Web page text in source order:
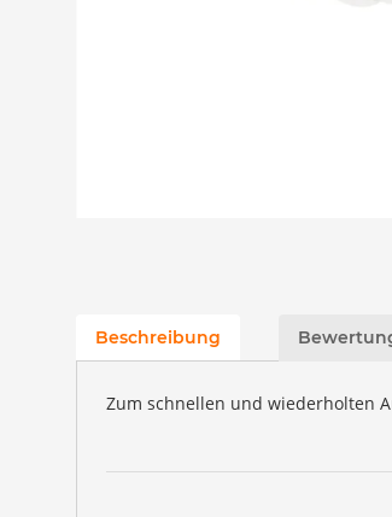
Beschreibung
Zum schnellen und wiederholten